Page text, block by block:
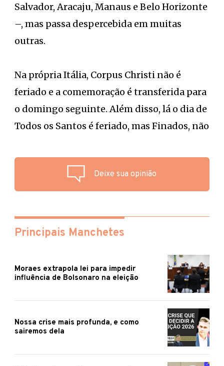
Salvador, Aracaju, Manaus e Belo Horizonte
–, mas passa despercebida em muitas
outras.
Na própria Itália, Corpus Christi não é
feriado e a comemoração é transferida para
o domingo seguinte. Além disso, lá o dia de
Todos os Santos é feriado, mas Finados, não
Deixe sua opinião
Principais Manchetes
Moraes extrapola lei para impedir
influência de Bolsonaro na eleição
Nossa crise mais profunda, e como
sairemos dela